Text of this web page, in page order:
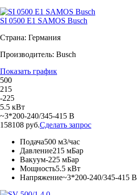
SI 0500 E1 SAMOS Busch
Страна: Германия
Производитель: Busch
Показать график
500
215
-225
5.5 кВт
~3*200-240/345-415 В
158108 руб.Сделать запрос
Подача500 м3/час
Давление215 мБар
Вакуум-225 мБар
Мощность5.5 кВт
Напряжение~3*200-240/345-415 В